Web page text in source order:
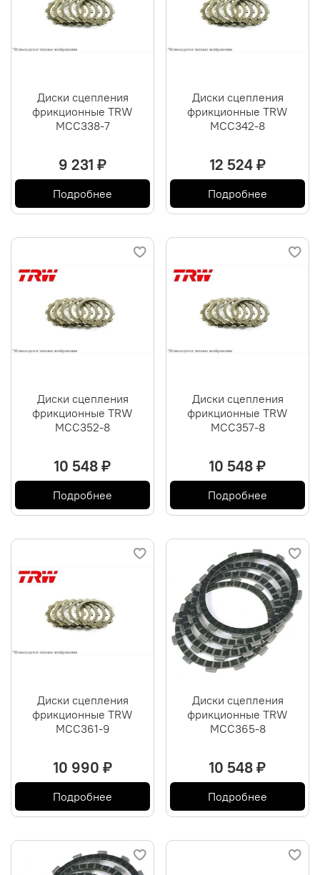
Диски сцепления
фрикционные TRW
MCC338-7
9 231 ₽
Подробнее
Диски сцепления
фрикционные TRW
MCC342-8
12 524 ₽
Подробнее
Диски сцепления
фрикционные TRW
MCC352-8
10 548 ₽
Подробнее
Диски сцепления
фрикционные TRW
MCC357-8
10 548 ₽
Подробнее
Диски сцепления
фрикционные TRW
MCC361-9
10 990 ₽
Подробнее
Диски сцепления
фрикционные TRW
MCC365-8
10 548 ₽
Подробнее